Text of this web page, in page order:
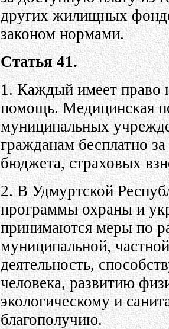
других жилищных
законом нормами.
Статья 41.
1. Каждый имеет право
помощь. Медицинская
муниципальных
гражданам бесплатно
бюджета, страховых
2. В Удмуртской
программы охраны и
принимаются меры по
муниципальной,
деятельность,
человека, развитию
экологическому и
благополучию.